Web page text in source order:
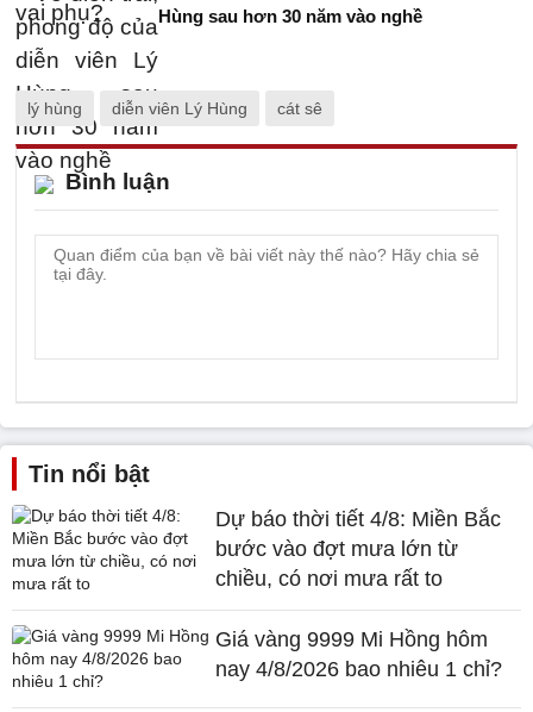
Hùng sau hơn 30 năm vào nghề
lý hùng diễn viên Lý Hùng cát sê
Bình luận
Tin nổi bật
Dự báo thời tiết 4/8: Miền Bắc
bước vào đợt mưa lớn từ
chiều, có nơi mưa rất to
Giá vàng 9999 Mi Hồng hôm
nay 4/8/2026 bao nhiêu 1 chỉ?